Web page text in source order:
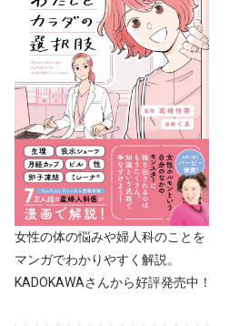
女性の体の悩みや婦人科のことを
マンガでわかりやすく解説。
KADOKAWAさんから好評発売中！